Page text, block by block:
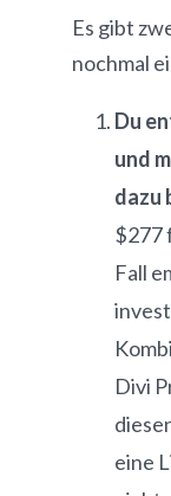
Es gibt
nochmal
Du
und
dazu
$277
Fall
Divi
eine